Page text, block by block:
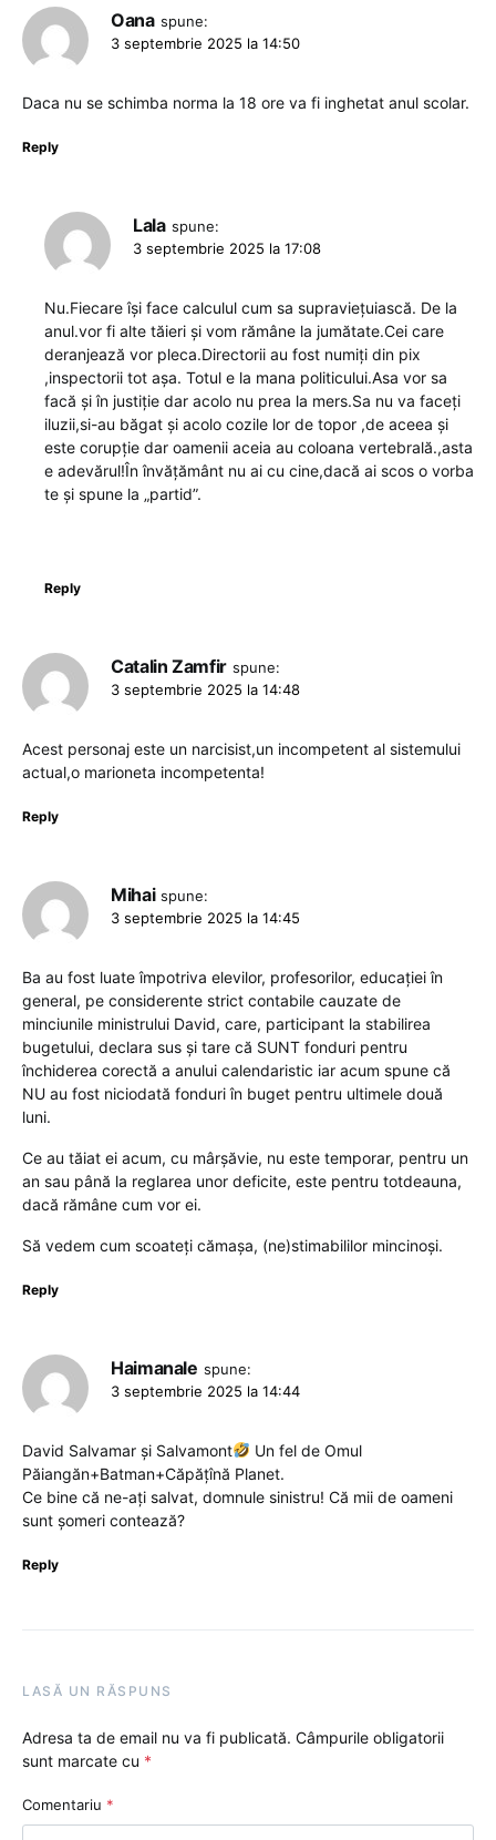
Oana spune:
3 septembrie 2025 la 14:50
Daca nu se schimba norma la 18 ore va fi inghetat anul scolar.
Reply
Lala spune:
3 septembrie 2025 la 17:08
Nu.Fiecare își face calculul cum sa supraviețuiască. De la
anul.vor fi alte tăieri și vom rămâne la jumătate.Cei care
deranjează vor pleca.Directorii au fost numiți din pix
,inspectorii tot așa. Totul e la mana politicului.Asa vor sa
facă și în justiție dar acolo nu prea la mers.Sa nu va faceți
iluzii,si-au băgat și acolo cozile lor de topor ,de aceea și
este corupție dar oamenii aceia au coloana vertebrală.,asta
e adevărul!În învățământ nu ai cu cine,dacă ai scos o vorba
te și spune la „partid”.
Reply
Catalin Zamfir spune:
3 septembrie 2025 la 14:48
Acest personaj este un narcisist,un incompetent al sistemului
actual,o marioneta incompetenta!
Reply
Mihai spune:
3 septembrie 2025 la 14:45
Ba au fost luate împotriva elevilor, profesorilor, educației în
general, pe considerente strict contabile cauzate de
minciunile ministrului David, care, participant la stabilirea
bugetului, declara sus și tare că SUNT fonduri pentru
închiderea corectă a anului calendaristic iar acum spune că
NU au fost niciodată fonduri în buget pentru ultimele două
luni.
Ce au tăiat ei acum, cu mârșăvie, nu este temporar, pentru un
an sau până la reglarea unor deficite, este pentru totdeauna,
dacă rămâne cum vor ei.
Să vedem cum scoateți cămașa, (ne)stimabililor mincinoși.
Reply
Haimanale spune:
3 septembrie 2025 la 14:44
David Salvamar și Salvamont
Un fel de Omul
Păiangăn+Batman+Căpățînă Planet.
Ce bine că ne-ați salvat, domnule sinistru! Că mii de oameni
sunt șomeri contează?
Reply
LASĂ UN RĂSPUNS
Adresa ta de email nu va fi publicată. Câmpurile obligatorii
sunt marcate cu *
Comentariu *